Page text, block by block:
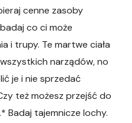
cenne zasoby
co ci może
i trupy. Te martwe ciała
narządów, no
je i nie sprzedać
też możesz przejść do
Badaj tajemnicze lochy.